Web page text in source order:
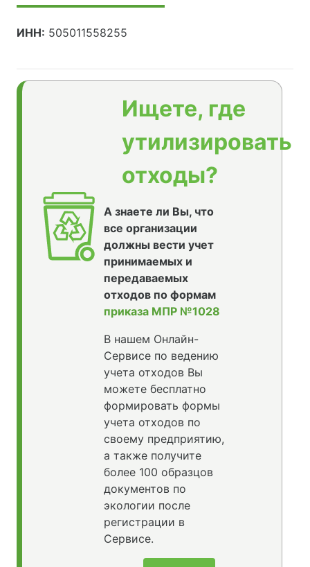
ИНН: 505011558255
Ищете, где
утилизировать
отходы?
А знаете ли Вы, что
все организации
должны вести учет
принимаемых и
передаваемых
отходов по формам
приказа МПР №1028
В нашем Онлайн-
Сервисе по ведению
учета отходов Вы
можете бесплатно
формировать формы
учета отходов по
своему предприятию,
а также получите
более 100 образцов
документов по
экологии после
регистрации в
Сервисе.